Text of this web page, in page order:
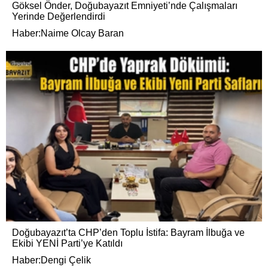
Göksel Önder, Doğubayazıt Emniyeti’nde Çalışmaları
Yerinde Değerlendirdi
Haber:Naime Olcay Baran
Doğubayazıt’ta CHP’den Toplu İstifa: Bayram İlbuğa ve
Ekibi YENİ Parti’ye Katıldı
Haber:Dengi Çelik